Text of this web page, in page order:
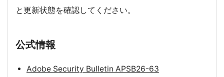
と更新状態を確認してください。
公式情報
Adobe Security Bulletin APSB26-63